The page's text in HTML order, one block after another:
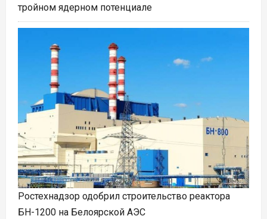
тройном ядерном потенциале
Ростехнадзор одобрил строительство реактора
БН-1200 на Белоярской АЭС